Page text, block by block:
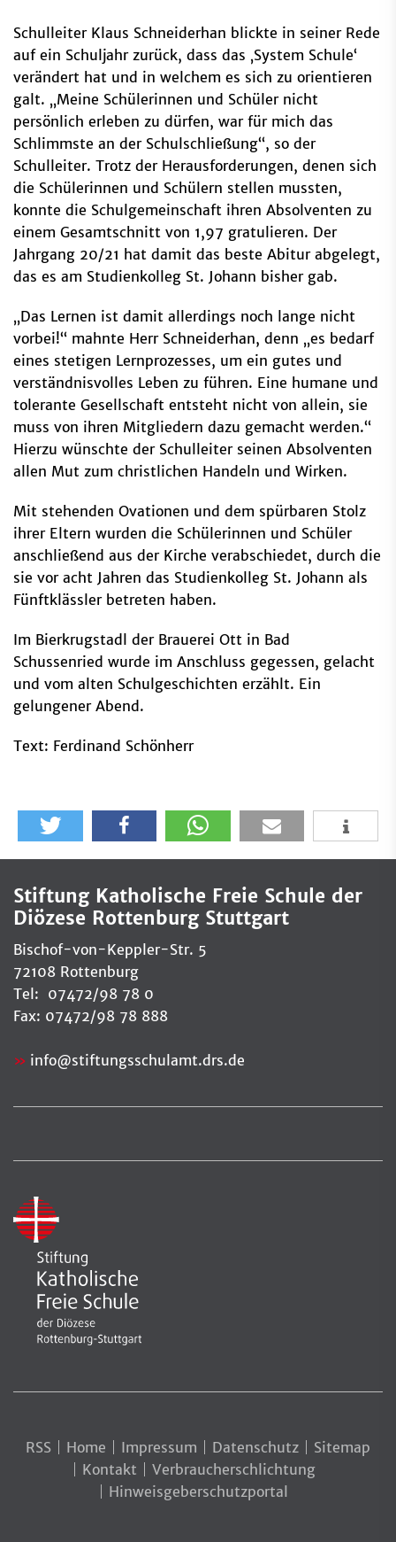
Schulleiter Klaus Schneiderhan blickte in seiner Rede
auf ein Schuljahr zurück, dass das ‚System Schule‘
verändert hat und in welchem es sich zu orientieren
galt. „Meine Schülerinnen und Schüler nicht
persönlich erleben zu dürfen, war für mich das
Schlimmste an der Schulschließung“, so der
Schulleiter. Trotz der Herausforderungen, denen sich
die Schülerinnen und Schülern stellen mussten,
konnte die Schulgemeinschaft ihren Absolventen zu
einem Gesamtschnitt von 1,97 gratulieren. Der
Jahrgang 20/21 hat damit das beste Abitur abgelegt,
das es am Studienkolleg St. Johann bisher gab.
„Das Lernen ist damit allerdings noch lange nicht
vorbei!“ mahnte Herr Schneiderhan, denn „es bedarf
eines stetigen Lernprozesses, um ein gutes und
verständnisvolles Leben zu führen. Eine humane und
tolerante Gesellschaft entsteht nicht von allein, sie
muss von ihren Mitgliedern dazu gemacht werden.“
Hierzu wünschte der Schulleiter seinen Absolventen
allen Mut zum christlichen Handeln und Wirken.
Mit stehenden Ovationen und dem spürbaren Stolz
ihrer Eltern wurden die Schülerinnen und Schüler
anschließend aus der Kirche verabschiedet, durch die
sie vor acht Jahren das Studienkolleg St. Johann als
Fünftklässler betreten haben.
Im Bierkrugstadl der Brauerei Ott in Bad
Schussenried wurde im Anschluss gegessen, gelacht
und vom alten Schulgeschichten erzählt. Ein
gelungener Abend.
Text: Ferdinand Schönherr
Stiftung Katholische Freie Schule der
Diözese Rottenburg Stuttgart
Bischof-von-Keppler-Str. 5
72108 Rottenburg
Tel: 07472/98 78 0
Fax: 07472/98 78 888
info@stiftungsschulamt.drs.de
RSS Home Impressum Datenschutz
Sitemap
Kontakt
Verbraucherschlichtung
Hinweisgeberschutzportal